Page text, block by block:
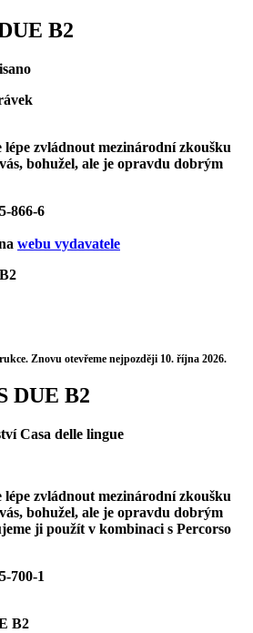
B2
zvládnout mezinárodní zkoušku
bohužel, ale je opravdu dobrým
866-6
webu vydavatele
Znovu otevřeme nejpozději 10. října 2026.
DUE B2
Casa delle lingue
zvládnout mezinárodní zkoušku
bohužel, ale je opravdu dobrým
ji použít v kombinaci s Percorso
700-1